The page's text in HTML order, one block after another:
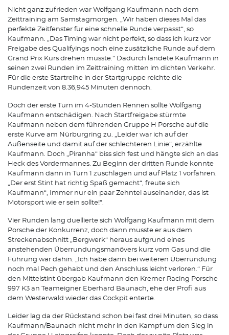
Nicht ganz zufrieden war Wolfgang Kaufmann nach dem
Zeittraining am Samstagmorgen. „Wir haben dieses Mal das
perfekte Zeitfenster für eine schnelle Runde verpasst“, so
Kaufmann. „Das Timing war nicht perfekt, so dass ich kurz vor
Freigabe des Qualifyings noch eine zusätzliche Runde auf dem
Grand Prix Kurs drehen musste.“ Dadurch landete Kaufmann in
seinen zwei Runden im Zeittraining mitten im dichten Verkehr.
Für die erste Startreihe in der Startgruppe reichte die
Rundenzeit von 8.36,945 Minuten dennoch.
Doch der erste Turn im 4-Stunden Rennen sollte Wolfgang
Kaufmann entschädigen. Nach Startfreigabe stürmte
Kaufmann neben dem führenden Gruppe H Porsche auf die
erste Kurve am Nürburgring zu. „Leider war ich auf der
Außenseite und damit auf der schlechteren Linie“, erzählte
Kaufmann. Doch „Piranha“ biss sich fest und hängte sich an das
Heck des Vordermannes. Zu Beginn der dritten Runde konnte
Kaufmann dann in Turn 1 zuschlagen und auf Platz 1 vorfahren.
„Der erst Stint hat richtig Spaß gemacht“, freute sich
Kaufmann“, Immer nur ein paar Zehntel auseinander, das ist
Motorsport wie er sein sollte!“.
Vier Runden lang duellierte sich Wolfgang Kaufmann mit dem
Porsche der Konkurrenz, doch dann musste er aus dem
Streckenabschnitt „Bergwerk“ heraus aufgrund eines
anstehenden Überrundungsmanövers kurz vom Gas und die
Führung war dahin. „Ich habe dann bei weiteren Überrundung
noch mal Pech gehabt und den Anschluss leicht verloren.“ Für
den Mittelstint übergab Kaufmann den Kremer Racing Porsche
997 K3 an Teameigner Eberhard Baunach, ehe der Profi aus
dem Westerwald wieder das Cockpit enterte.
Leider lag da der Rückstand schon bei fast drei Minuten, so dass
Kaufmann/Baunach nicht mehr in den Kampf um den Sieg in